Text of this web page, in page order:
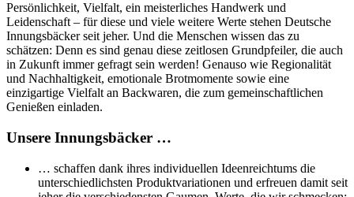
Persönlichkeit, Vielfalt, ein meisterliches Handwerk und
Leidenschaft – für diese und viele weitere Werte stehen Deutsche
Innungsbäcker seit jeher. Und die Menschen wissen das zu
schätzen: Denn es sind genau diese zeitlosen Grundpfeiler, die auch
in Zukunft immer gefragt sein werden! Genauso wie Regionalität
und Nachhaltigkeit, emotionale Brotmomente sowie eine
einzigartige Vielfalt an Backwaren, die zum gemeinschaftlichen
Genießen einladen.
Unsere Innungsbäcker …
… schaffen dank ihres individuellen Ideenreichtums die
unterschiedlichsten Produktvariationen und erfreuen damit seit